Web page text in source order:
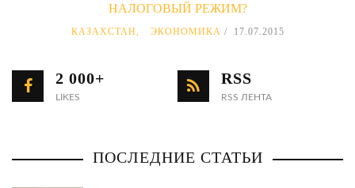
НАЛОГОВЫЙ РЕЖИМ?
КАЗАХСТАН, ЭКОНОМИКА 17.07.2015
2 000+
LIKES
RSS
RSS ЛЕНТА
ПОСЛЕДНИЕ СТАТЬИ